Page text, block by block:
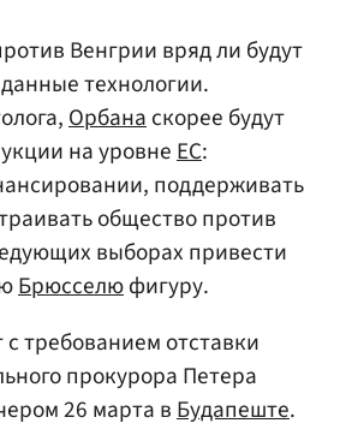
Венгрии вряд ли будут
технологии.
Орбана скорее будут
на уровне ЕС:
поддерживать
общество против
выборах привести
Брюсселюфигуру.
требованием отставки
прокурора Петера
26 марта вБудапеште.